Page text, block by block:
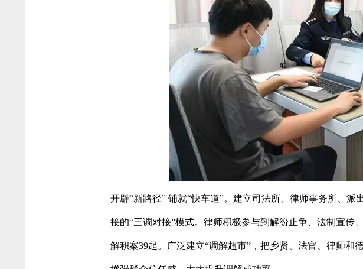
开辟“新路径” 铺就“快车道”。建立司法所、律师事务所、
接的“三调对接”模式。律师积极参与到解纷止争、法制宣传
解积案39起。广泛建立“调解超市”，把乡贤、法官、律师和